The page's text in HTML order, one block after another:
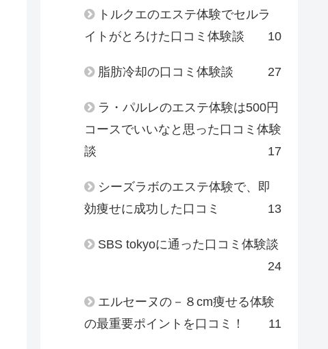
トルクエのエステ体験でセルラ
イトがとろけた口コミ体験談
10
脂肪冷却の口コミ体験談 27
ラ・パルレのエステ体験は500円
コースでいいなと思った口コミ体験
談
17
シーズラボのエステ体験で、即
効痩せに成功した口コミ
13
SBS tokyoに通った口コミ体験談
24
エルセーヌの－８cm痩せる体験
の最重要ポイントを口コミ！
11